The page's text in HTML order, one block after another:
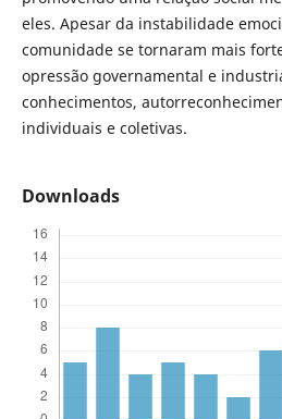
eles. Apesar da instabilidade
comunidade se tornaram mais
opressão governamental e
conhecimentos,
individuais e coletivas.
Downloads